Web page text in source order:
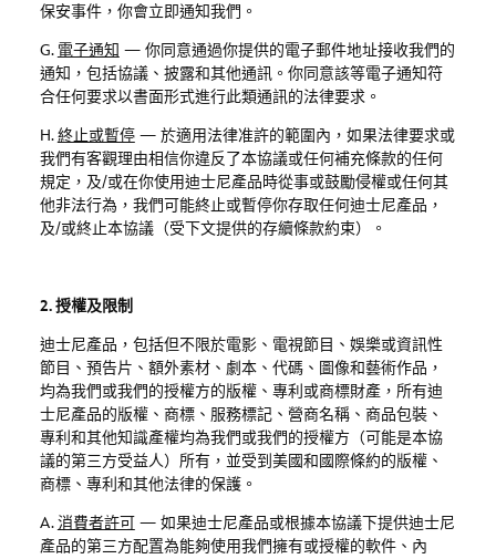
保安事件，你會立即通知我們。
G. 電子通知 — 你同意通過你提供的電子郵件地址接收我們的
通知，包括協議、披露和其他通訊。你同意該等電子通知符
合任何要求以書面形式進行此類通訊的法律要求。
H.終止或暫停 — 於適用法律准許的範圍內，如果法律要求或
我們有客觀理由相信你違反了本協議或任何補充條款的任何
規定，及/或在你使用迪士尼產品時從事或鼓勵侵權或任何其
他非法行為，我們可能終止或暫停你存取任何迪士尼產品，
及/或終止本協議（受下文提供的存續條款約束）。
2. 授權及限制
迪士尼產品，包括但不限於電影、電視節目、娛樂或資訊性
節目、預告片、額外素材、劇本、代碼、圖像和藝術作品，
均為我們或我們的授權方的版權、專利或商標財產，所有迪
士尼產品的版權、商標、服務標記、營商名稱、商品包裝、
專利和其他知識產權均為我們或我們的授權方（可能是本協
議的第三方受益人）所有，並受到美國和國際條約的版權、
商標、專利和其他法律的保護。
A.消費者許可 — 如果迪士尼產品或根據本協議下提供迪士尼
產品的第三方配置為能夠使用我們擁有或授權的軟件、內